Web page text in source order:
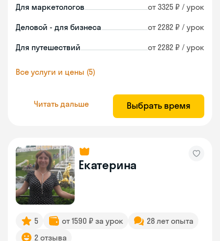
Для маркетологов от 3325 ₽ / урок
Деловой - для бизнеса от 2282 ₽ / урок
Для путешествий от 2282 ₽ / урок
Все услуги и цены (5)
Читать дальше Выбрать время
Екатерина
5 от 1590 ₽ за урок
28 лет опыта
2 отзыва